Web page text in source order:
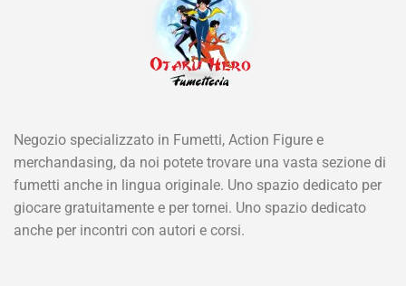
Negozio specializzato in Fumetti, Action Figure e
merchandasing, da noi potete trovare una vasta sezione di
fumetti anche in lingua originale. Uno spazio dedicato per
giocare gratuitamente e per tornei. Uno spazio dedicato
anche per incontri con autori e corsi.